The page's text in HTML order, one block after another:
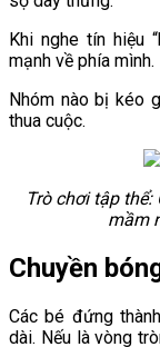
Khi nghe tín hiệu
mạnh về phía mình.
Nhóm nào bị kéo
thua cuộc.
Trò chơi tập
mầm
Chuyền
Các bé đứng
dài. Nếu là vòng